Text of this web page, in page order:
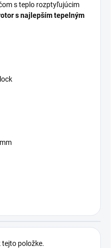
s teplo rozptyľujúcim
s najlepším tepelným
tejto položke.